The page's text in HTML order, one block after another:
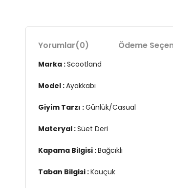
Yorumlar(0) Ödeme
Marka :Scootland
Model :Ayakkabı
Giyim Tarzı :Günlük/Casual
Materyal :Süet Deri
Kapama Bilgisi :Bağcıklı
Taban Bilgisi :Kauçuk